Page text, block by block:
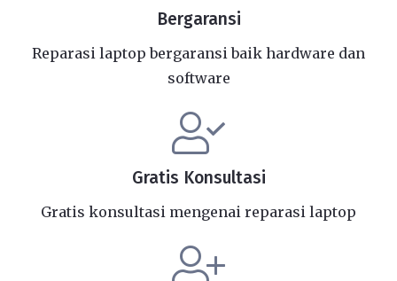
Bergaransi
Reparasi laptop bergaransi baik hardware dan
software
Gratis Konsultasi
Gratis konsultasi mengenai reparasi laptop